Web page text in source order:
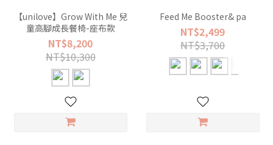
【unilove】Grow With Me 兒
童高腳成長餐椅-座布款
NT$8,200
NT$10,300
Feed Me Booster& pa
NT$2,499
NT$3,700